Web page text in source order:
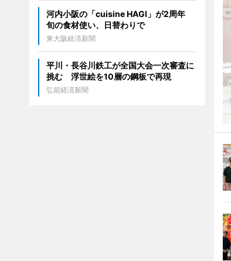
河内小阪の「cuisine HAGI」が2周年
旬の食材使い、日替わりで
東大阪経済新聞
平川・長谷川鉄工が全国大会一次審査に
挑む 浮世絵を10層の鋼板で再現
弘前経済新聞